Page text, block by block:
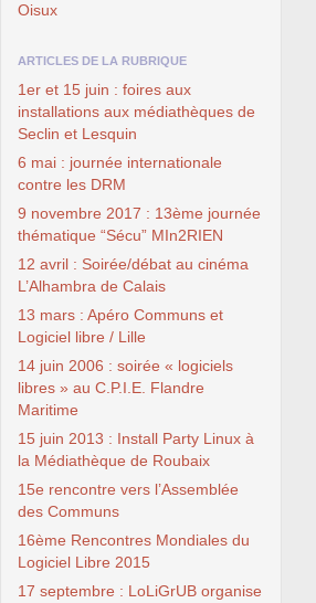
Oisux
ARTICLES DE LA RUBRIQUE
1er et 15 juin : foires aux
installations aux médiathèques de
Seclin et Lesquin
6 mai : journée internationale
contre les DRM
9 novembre 2017 : 13ème journée
thématique “Sécu” MIn2RIEN
12 avril : Soirée/débat au cinéma
L’Alhambra de Calais
13 mars : Apéro Communs et
Logiciel libre / Lille
14 juin 2006 : soirée « logiciels
libres » au C.P.I.E. Flandre
Maritime
15 juin 2013 : Install Party Linux à
la Médiathèque de Roubaix
15e rencontre vers l’Assemblée
des Communs
16ème Rencontres Mondiales du
Logiciel Libre 2015
17 septembre : LoLiGrUB organise